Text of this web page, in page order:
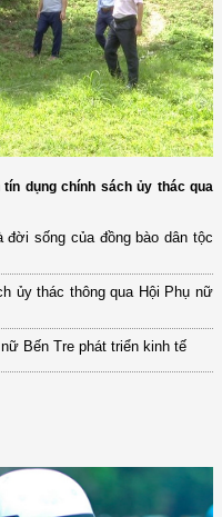
dụng chính sách ủy thác qua
đời sống của đồng bào dân tộc
ủy thác thông qua Hội Phụ nữ
Bến Tre phát triển kinh tế